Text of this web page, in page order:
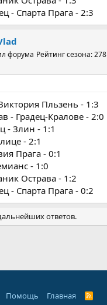
- Спарта Прага - 2:3
форума Рейтинг сезона: 278
Пльзень - 1:3
- Градец-Кралове - 2:0
- Злин - 1:1
- 2:1
Прага - 0:1
- 1:0
Острава - 1:2
- Спарта Прага - 0:2
ответов.
Помощь Главная
R